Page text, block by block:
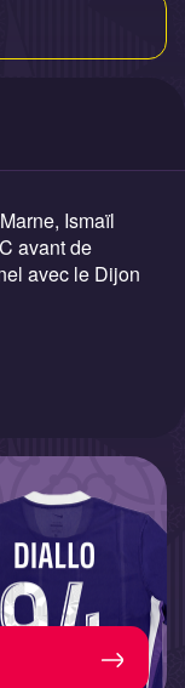
Ismaïl
avant de
avec le Dijon